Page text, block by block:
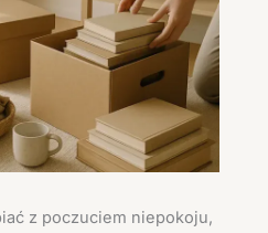
z poczuciem niepokoju,